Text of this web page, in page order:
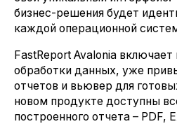
бизнес-решения будет
каждой операционной
FastReport Avalonia
обработки данных, уже
отчетов и вьювер для
новом продукте доступны
построенного отчета – PDF,